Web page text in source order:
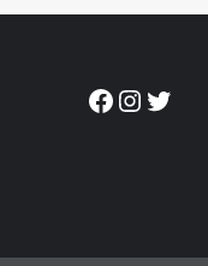
Facebook